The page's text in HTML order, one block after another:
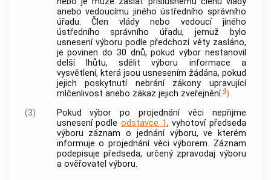
anebo vedoucímu jiného ústředního správního
úřadu. Člen vlády nebo vedoucí jiného
ústředního správního úřadu, jemuž bylo
usnesení výboru podle předchozí věty zasláno,
je povinen do 30 dnů, pokud výbor nestanovil
delší lhůtu, sdělit výboru informace a
vysvětlení, která jsou usnesením žádána, pokud
jejich poskytnutí nebrání zákony upravující
mlčenlivost anebo zákaz jejich zveřejnění.4)
(3)
Pokud výbor po projednání věci nepřijme
usnesení podle odstavce 1, vyhotoví předseda
výboru záznam o jednání výboru, ve kterém
informuje o projednání věci výborem. Záznam
podepisuje předseda, určený zpravodaj výboru
a ověřovatel výboru.